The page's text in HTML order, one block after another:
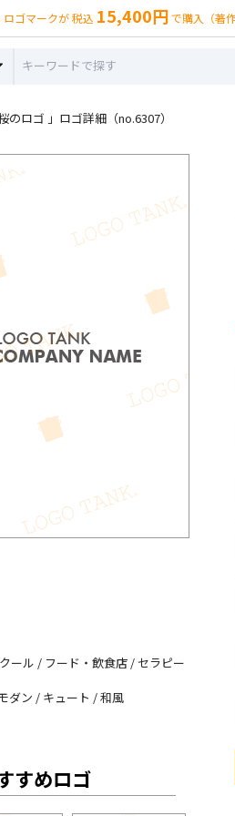
ロゴマークが 税込 15,400円 で購入（著
のロゴ 」ロゴ詳細（no.6307）
ール / フード・飲食店 / セラピー
ダン / キュート / 和風
すめロゴ